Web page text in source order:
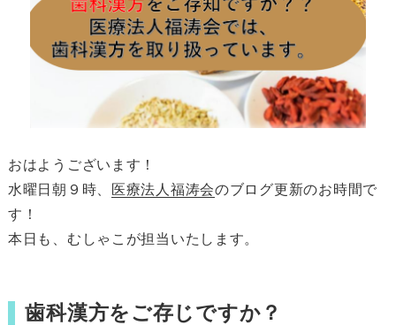
おはようございます！
水曜日朝９時、
医療法人福涛会のブログ更新のお時間で
す！
本日も、むしゃこが担当いたします。
歯科漢方をご存じですか？